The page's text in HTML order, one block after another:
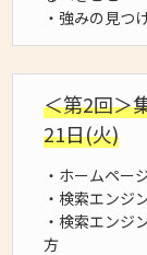
・強みの見つ
＜第2回＞
21日(火)
・ホームペー
・検索エンジ
・検索エンジ
方